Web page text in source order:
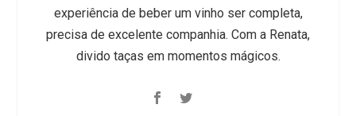
experiência de beber um vinho ser completa,
precisa de excelente companhia. Com a Renata,
divido taças em momentos mágicos.